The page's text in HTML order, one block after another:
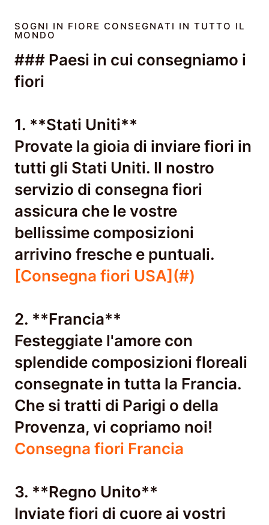
SOGNI IN FIORE CONSEGNATI IN TUTTO IL
MONDO
### Paesi in cui consegniamo i
fiori
1. **Stati Uniti**
Provate la gioia di inviare fiori in
tutti gli Stati Uniti. Il nostro
servizio di consegna fiori
assicura che le vostre
bellissime composizioni
arrivino fresche e puntuali.
[Consegna fiori USA](#)
2. **Francia**
Festeggiate l'amore con
splendide composizioni floreali
consegnate in tutta la Francia.
Che si tratti di Parigi o della
Provenza, vi copriamo noi!
Consegna fiori Francia
3. **Regno Unito**
Inviate fiori di cuore ai vostri